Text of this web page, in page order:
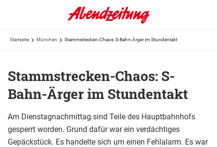
Startseite München Stammstrecken-Chaos: S-Bahn-Ärger im Stundentakt
Stammstrecken-Chaos: S-
Bahn-Ärger im Stundentakt
Am Dienstagnachmittag sind Teile des Hauptbahnhofs
gesperrt worden. Grund dafür war ein verdächtiges
Gepäckstück. Es handelte sich um einen Fehlalarm. Es war